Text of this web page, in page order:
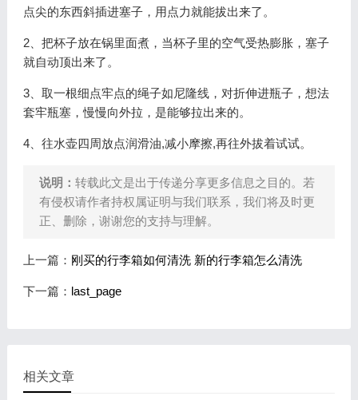
点尖的东西斜插进塞子，用点力就能拔出来了。
2、把杯子放在锅里面煮，当杯子里的空气受热膨胀，塞子
就自动顶出来了。
3、取一根细点牢点的绳子如尼隆线，对折伸进瓶子，想法
套牢瓶塞，慢慢向外拉，是能够拉出来的。
4、往水壶四周放点润滑油,减小摩擦,再往外拔着试试。
说明： 转载此文是出于传递分享更多信息之目的。若
有侵权请作者持权属证明与我们联系，我们将及时更
正、删除，谢谢您的支持与理解。
上一篇： 刚买的行李箱如何清洗 新的行李箱怎么清洗
下一篇： last_page
相关文章